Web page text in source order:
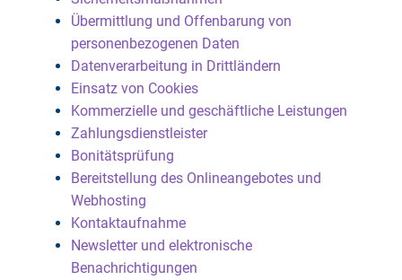
Übermittlung und Offenbarung von
personenbezogenen Daten
Datenverarbeitung in Drittländern
Einsatz von Cookies
Kommerzielle und geschäftliche Leistungen
Zahlungsdienstleister
Bonitätsprüfung
Bereitstellung des Onlineangebotes und
Webhosting
Kontaktaufnahme
Newsletter und elektronische
Benachrichtigungen